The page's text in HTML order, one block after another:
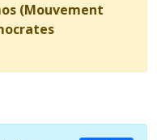
(Mouvement